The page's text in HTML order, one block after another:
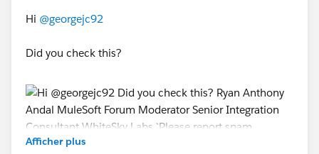
Hi @georgejc92
Did you check this?
Afficher plus